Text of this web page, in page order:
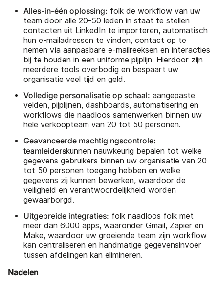
Alles-in-één oplossing: folk de workflow van uw
team door alle 20-50 leden in staat te stellen
contacten uit LinkedIn te importeren, automatisch
hun e-mailadressen te vinden, contact op te
nemen via aanpasbare e-mailreeksen en interacties
bij te houden in een uniforme pijplijn. Hierdoor zijn
meerdere tools overbodig en bespaart uw
organisatie veel tijd en geld.
Volledige personalisatie op schaal: aangepaste
velden, pijplijnen, dashboards, automatisering en
workflows die naadloos samenwerken binnen uw
hele verkoopteam van 20 tot 50 personen.
Geavanceerde machtigingscontrole:
teamleiderskunnen nauwkeurig bepalen tot welke
gegevens gebruikers binnen uw organisatie van 20
tot 50 personen toegang hebben en welke
gegevens zij kunnen bewerken, waardoor de
veiligheid en verantwoordelijkheid worden
gewaarborgd.
Uitgebreide integraties: folk naadloos folk met
meer dan 6000 apps, waaronder Gmail, Zapier en
Make, waardoor uw groeiende team zijn workflow
kan centraliseren en handmatige gegevensinvoer
tussen afdelingen kan elimineren.
Nadelen